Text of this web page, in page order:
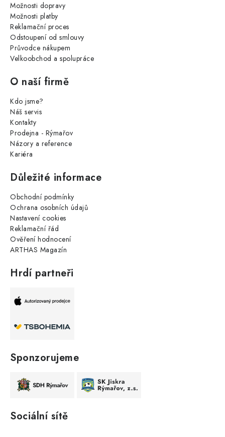
Možnosti dopravy
Možnosti platby
Reklamační proces
Odstoupení od smlouvy
Průvodce nákupem
Velkoobchod a spolupráce
O naší firmě
Kdo jsme?
Náš servis
Kontakty
Prodejna - Rýmařov
Názory a reference
Kariéra
Důležité informace
Obchodní podmínky
Ochrana osobních údajů
Nastavení cookies
Reklamační řád
Ověření hodnocení
ARTHAS Magazín
Hrdí partneři
Sponzorujeme
Sociální sítě